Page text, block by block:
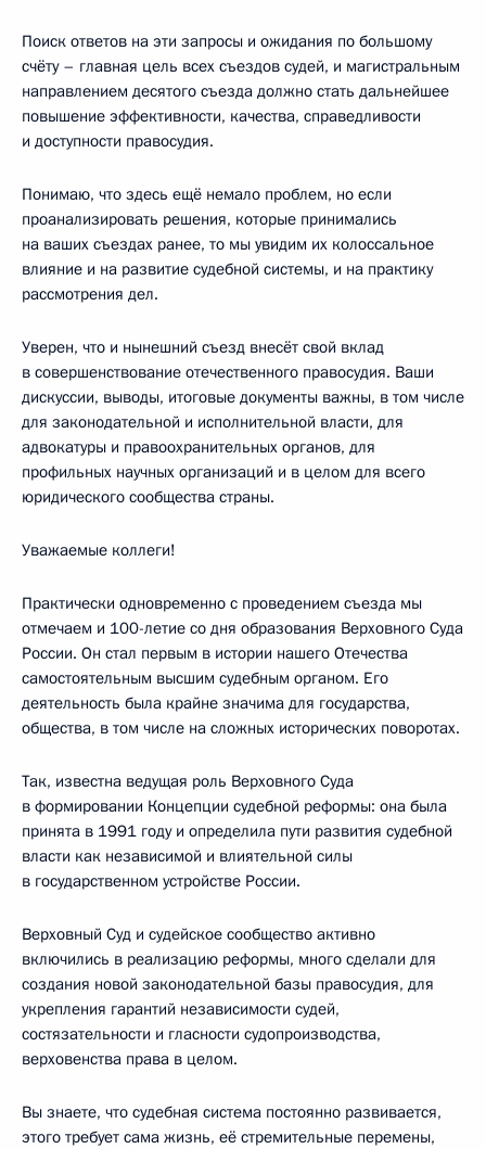
Поиск ответов на эти запросы и ожидания по большому
счёту – главная цель всех съездов судей, и магистральным
направлением десятого съезда должно стать дальнейшее
повышение эффективности, качества, справедливости
и доступности правосудия.
Понимаю, что здесь ещё немало проблем, но если
проанализировать решения, которые принимались
на ваших съездах ранее, то мы увидим их колоссальное
влияние и на развитие судебной системы, и на практику
рассмотрения дел.
Уверен, что и нынешний съезд внесёт свой вклад
в совершенствование отечественного правосудия. Ваши
дискуссии, выводы, итоговые документы важны, в том числе
для законодательной и исполнительной власти, для
адвокатуры и правоохранительных органов, для
профильных научных организаций и в целом для всего
юридического сообщества страны.
Уважаемые коллеги!
Практически одновременно с проведением съезда мы
отмечаем и 100-летие со дня образования Верховного Суда
России. Он стал первым в истории нашего Отечества
самостоятельным высшим судебным органом. Его
деятельность была крайне значима для государства,
общества, в том числе на сложных исторических поворотах.
Так, известна ведущая роль Верховного Суда
в формировании Концепции судебной реформы: она была
принята в 1991 году и определила пути развития судебной
власти как независимой и влиятельной силы
в государственном устройстве России.
Верховный Суд и судейское сообщество активно
включились в реализацию реформы, много сделали для
создания новой законодательной базы правосудия, для
укрепления гарантий независимости судей,
состязательности и гласности судопроизводства,
верховенства права в целом.
Вы знаете, что судебная система постоянно развивается,
этого требует сама жизнь, её стремительные перемены,